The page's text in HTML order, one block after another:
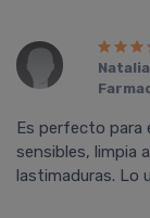
Natalia
Es perfecto para
sensibles, limpia
lastimaduras. Lo